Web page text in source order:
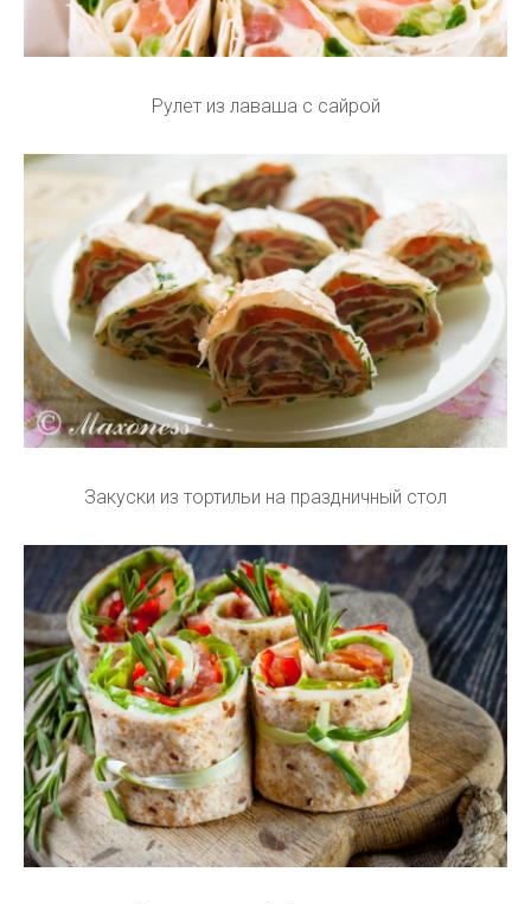
Рулет из лаваша с сайрой
Закуски из тортильи на праздничный стол